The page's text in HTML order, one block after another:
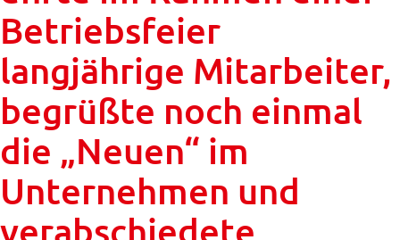
Betriebsfeier
langjährige Mitarbeiter,
begrüßte noch einmal
die „Neuen“ im
Unternehmen und
verabschiedete